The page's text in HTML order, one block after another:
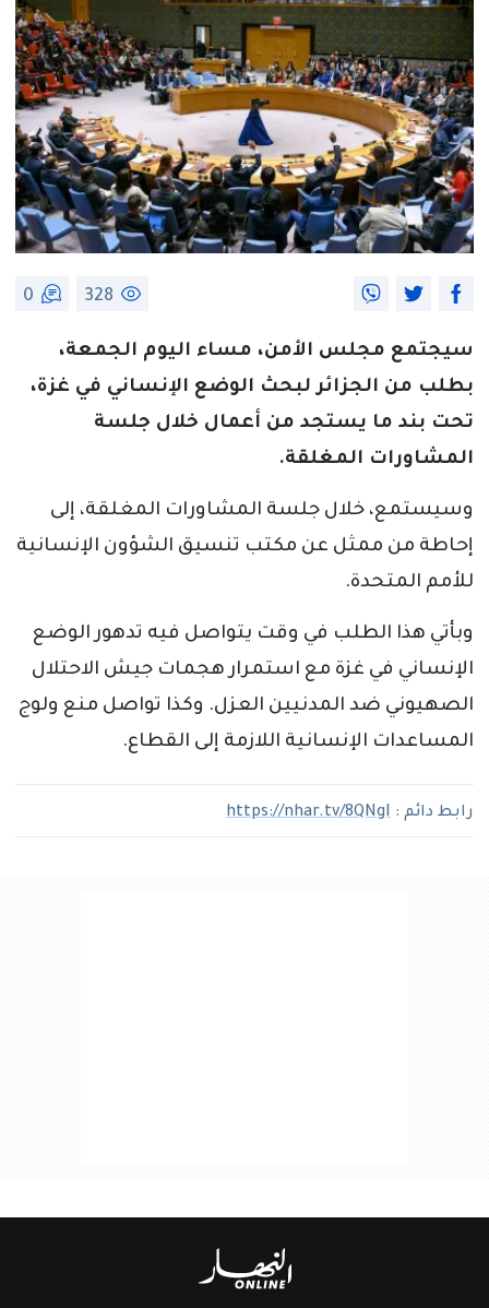
328
0
سيجتمع مجلس الأمن، مساء اليوم الجمعة،
بطلب من الجزائر لبحث الوضع الإنساني في غزة،
تحت بند ما يستجد من أعمال خلال جلسة
المشاورات المغلقة.
وسيستمع، خلال جلسة المشاورات المغلقة، إلى
إحاطة من ممثل عن مكتب تنسيق الشؤون الإنسانية
للأمم المتحدة.
وبأتي هذا الطلب في وقت يتواصل فيه تدهور الوضع
الإنساني في غزة مع استمرار هجمات جيش الاحتلال
الصهيوني ضد المدنيين العزل. وكذا تواصل منع ولوج
المساعدات الإنسانية اللازمة إلى القطاع.
رابط دائم : https://nhar.tv/8QNgI